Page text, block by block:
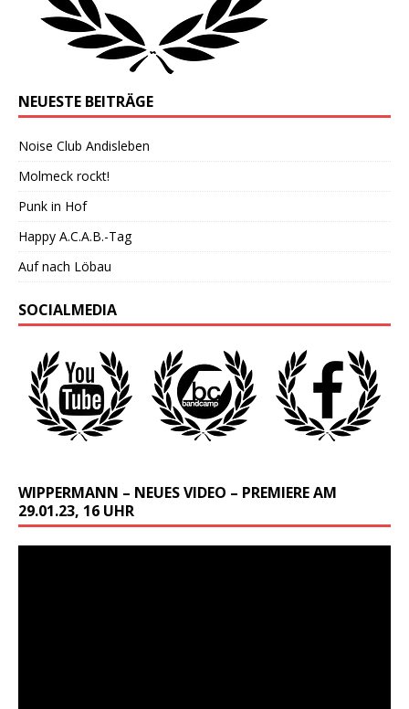
NEUESTE BEITRÄGE
Noise Club Andisleben
Molmeck rockt!
Punk in Hof
Happy A.C.A.B.-Tag
Auf nach Löbau
SOCIALMEDIA
WIPPERMANN – NEUES VIDEO – PREMIERE AM
29.01.23, 16 UHR